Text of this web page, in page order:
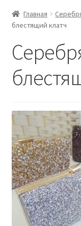
Главная
блестящий клатч